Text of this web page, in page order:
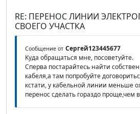
RE: ПЕРЕНОС ЛИНИИ
СВОЕГО УЧАСТКА
Сообщение от Сергей123445677
Куда обращаться мне, посоветуйте.
Сперва постарайтесь найти
кабеля,а там попробуйте
кстати, у кабельной линии меньше
перенос сделать гораздо проще,чем